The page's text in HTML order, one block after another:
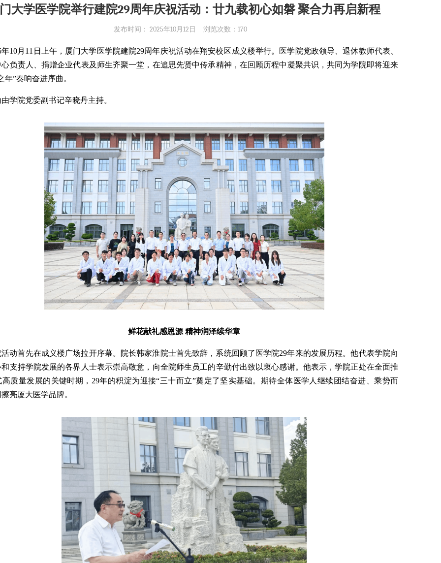
大学医学院举行建院29周年庆祝活动：廿九载初心如磐 聚合力再启新程
发布时间： 2025年10月12日 浏览次数： 170
年10月11日上午，厦门大学医学院建院29周年庆祝活动在翔安校区成义楼举行。医学院党政领导、退休教师代表、
负责人、捐赠企业代表及师生齐聚一堂，在追思先贤中传承精神，在回顾历程中凝聚共识，共同为学院即将迎来
年”奏响奋进序曲。
学院党委副书记辛晓丹主持。
鲜花献礼感恩源 精神润泽续华章
动首先在成义楼广场拉开序幕。院长韩家淮院士首先致辞，系统回顾了医学院29年来的发展历程。他代表学院向
支持学院发展的各界人士表示崇高敬意，向全院师生员工的辛勤付出致以衷心感谢。他表示，学院正处在全面推
高质量发展的关键时期，29年的积淀为迎接“三十而立”奠定了坚实基础。期待全体医学人继续团结奋进、乘势而
亮厦大医学品牌。